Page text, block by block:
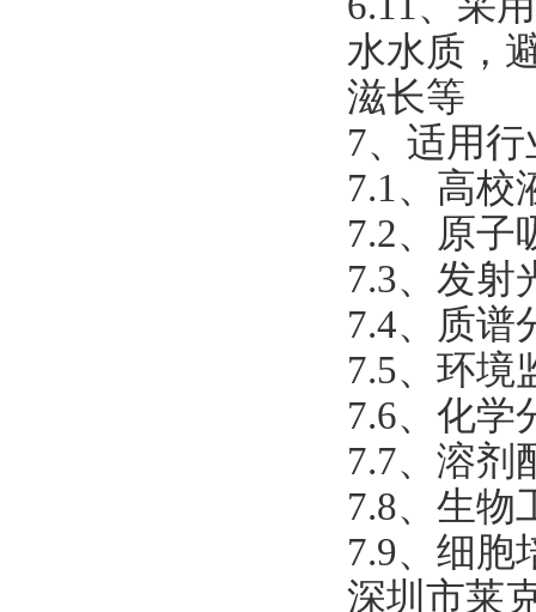
水水质，
滋长等
7、适用行
7.1、高校
7.2、原子
7.3、发射
7.4、质谱
7.5、环境
7.6、化学
7.7、溶剂
7.8、生物
7.9、细胞
深圳市莱